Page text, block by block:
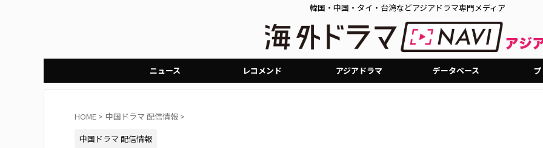
韓国・中国・タイ・台湾などアジアドラマ専門メディア
ニュース レコメンド アジアドラマ データベース
HOME > 中国ドラマ 配信情報 >
中国ドラマ 配信情報